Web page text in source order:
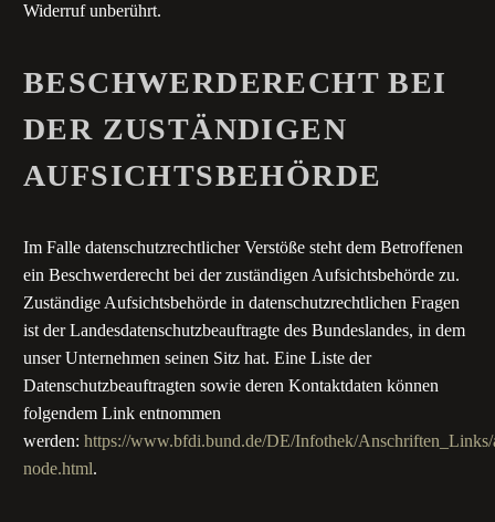
Widerruf unberührt.
BESCHWERDERECHT BEI
DER ZUSTÄNDIGEN
AUFSICHTSBEHÖRDE
Im Falle datenschutzrechtlicher Verstöße steht dem Betroffenen
ein Beschwerderecht bei der zuständigen Aufsichtsbehörde zu.
Zuständige Aufsichtsbehörde in datenschutzrechtlichen Fragen
ist der Landesdatenschutzbeauftragte des Bundeslandes, in dem
unser Unternehmen seinen Sitz hat. Eine Liste der
Datenschutzbeauftragten sowie deren Kontaktdaten können
folgendem Link entnommen
werden: https://www.bfdi.bund.de/DE/Infothek/
node.html.